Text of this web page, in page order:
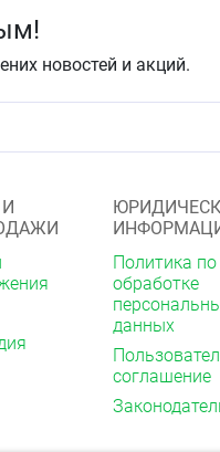
новостей и акций.
Политика по
обработке
данных
соглашение